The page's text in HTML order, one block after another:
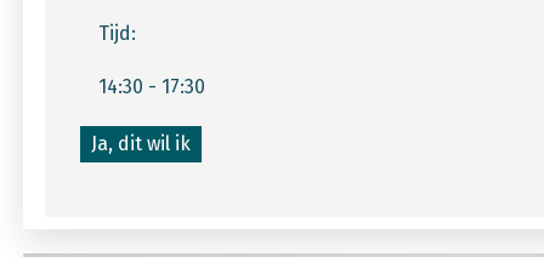
Tijd:
14:30 - 17:30
Ja, dit wil ik